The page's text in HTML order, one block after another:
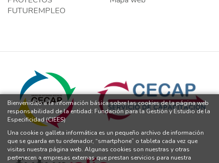
FUTUREMPLEO
Bienvenida/o a la información básica sobre las cookies de la página web
responsabilidad de la entidad: Fundación para la Gestión y Estudio de la
Especificidad (CIEES)
Una cookie o galleta informática es un pequeño archivo de información
que se guarda en tu ordenador, “smartphone” o tableta cada vez que
visitas nuestra página web. Algunas cookies son nuestras y otras
pertenecen a empresas externas que prestan servicios para nuestra